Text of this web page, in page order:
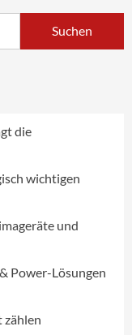
die
wichtigen
und
Power-Lösungen
zählen
mehr auf
mobilen Alltag
für iPhone und